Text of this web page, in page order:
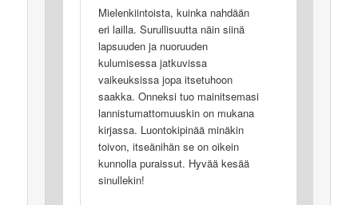
Mielenkiintoista, kuinka nahdään
eri lailla. Surullisuutta näin siinä
lapsuuden ja nuoruuden
kulumisessa jatkuvissa
vaikeuksissa jopa itsetuhoon
saakka. Onneksi tuo mainitsemasi
lannistumattomuuskin on mukana
kirjassa. Luontokipinää minäkin
toivon, itseänihän se on oikein
kunnolla puraissut. Hyvää kesää
sinullekin!